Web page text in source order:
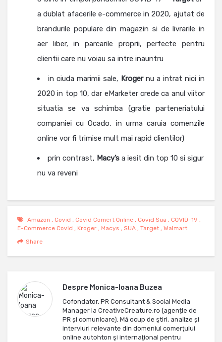
a dublat afacerile e-commerce in 2020, ajutat de
brandurile populare din magazin si de livrarile in
aer liber, in parcarile proprii, perfecte pentru
clientii care nu voiau sa intre inauntru
in ciuda marimii sale, Krogernu a intrat nici in
2020 in top 10, dar eMarketer crede ca anul viitor
situatia se va schimba (gratie parteneriatului
companiei cu Ocado, in urma caruia comenzile
online vor fi trimise mult mai rapid clientilor)
prin contrast, Macy’s a iesit din top 10 si sigur
nu va reveni
Amazon , Covid , Covid Comert Online , Covid Sua , COVID-19 ,
E-Commerce Covid , Kroger , Macys , SUA , Target , Walmart
Share
Despre Monica-Ioana Buzea
Cofondator, PR Consultant & Social Media
Manager la CreativeCreature.ro (agenție de
PR și comunicare). Mă ocup de ştiri, analize și
interviuri relevante din domeniul comerţului
online autohton şi internaţional pentru